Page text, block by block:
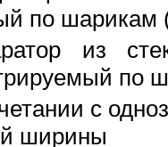
по шарикам
из
по
с
ширины